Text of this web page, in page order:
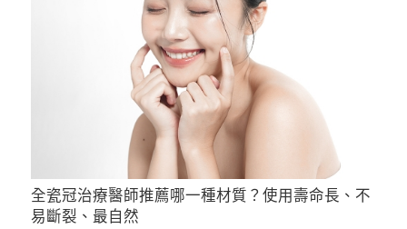
全瓷冠治療醫師推薦哪一種材質？使用壽命長、不
易斷裂、最自然